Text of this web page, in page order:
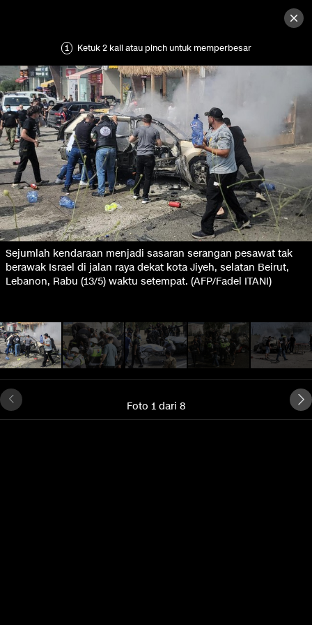
1 Ketuk 2 kali atau pinch untuk memperbesar
Sejumlah kendaraan menjadi sasaran serangan pesawat tak
berawak Israel di jalan raya dekat kota Jiyeh, selatan Beirut,
Lebanon, Rabu (13/5) waktu setempat. (AFP/Fadel ITANI)
Foto 1 dari 8